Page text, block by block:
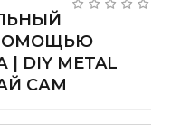
DIY METAL
САМ